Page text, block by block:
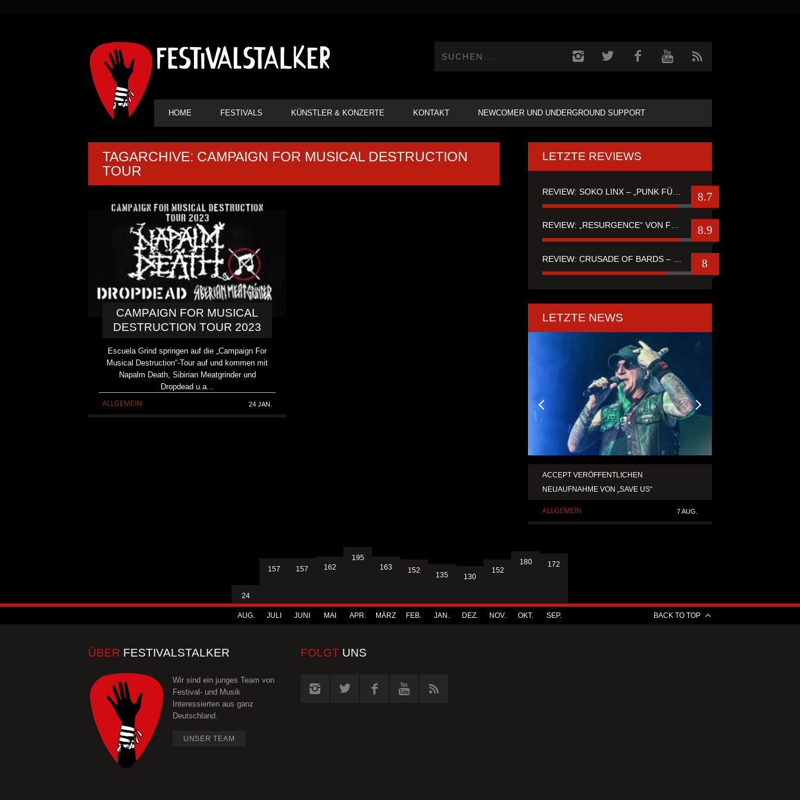
HAUPT-
NAVIGATION
HOME FESTIVALS KÜNSTLER & KONZERTE KONTAKT NEWCOMER UND UNDERGROUND SUPPORT
TAGARCHIVE: CAMPAIGN FOR MUSICAL DESTRUCTION
TOUR
CAMPAIGN FOR MUSICAL
DESTRUCTION TOUR 2023
Escuela Grind springen auf die „Campaign For
Musical Destruction“-Tour auf und kommen mit
Napalm Death, Sibirian Meatgrinder und
Dropdead u.a...
ALLGEMEIN 24 JAN.
LETZTE REVIEWS
8.7
REVIEW: „RESURGENCE“ VON FUTURE PALACE 8.9
8
LETZTE NEWS
ACCEPT VERÖFFENTLICHEN
NEUAUFNAHME VON „SAVE US“
ALLGEMEIN 7 AUG.
24
AUG.
157
JULI
157
JUNI
162
MAI
195
APR.
163
MÄRZ
152
FEB.
135
JAN.
130
DEZ.
152
NOV.
180
OKT.
172
SEP. BACK TO TOP
ÜBER FESTIVALSTALKER
Wir sind ein junges Team von
Festival- und Musik
Interessierten aus ganz
Deutschland.
UNSER TEAM
FOLGT UNS